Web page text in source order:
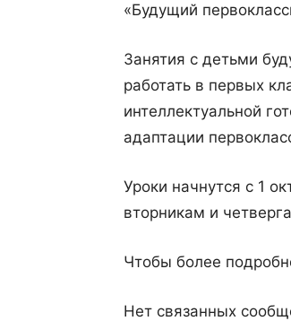
«Будущий
Занятия с детьми
работать в первых
интеллектуальной
адаптации
Уроки начнутся с 1
вторникам и
Чтобы более
Нет связанных